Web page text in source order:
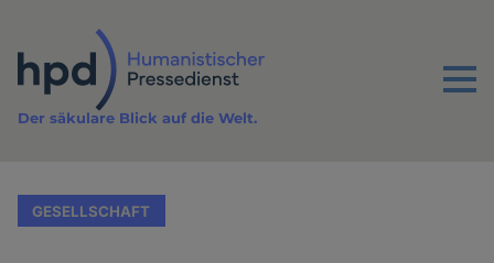
Inhalt
Menu
Der säkulare Blick auf die Welt.
GESELLSCHAFT